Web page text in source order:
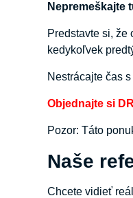
Nepremeškajte
Predstavte si,
kedykoľvek
Nestrácajte čas
Objednajte si
Pozor: Táto
Naše
Chcete vidieť